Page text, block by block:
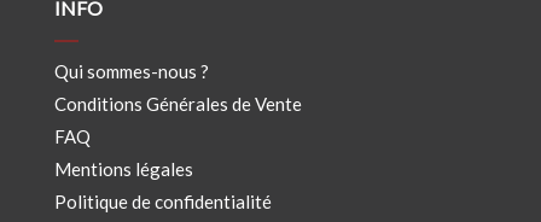
INFO
Qui sommes-nous ?
Conditions Générales de Vente
FAQ
Mentions légales
Politique de confidentialité